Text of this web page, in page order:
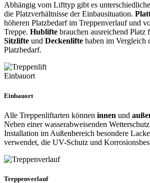
Abhängig vom Lifttyp gibt es
die Platzverhältnisse der Einbausituation.
höheren Platzbedarf im Treppenverlauf und
Treppe. Hublifte brauchen ausreichend
Sitzlifte und Deckenlifte haben im Vergleich
Platzbedarf.
Einbauort
Alle Treppenliftarten können innen und
Neben einer wasserabweisenden
Installation im Außenbereich besondere
verwendet, die UV-Schutz und
Treppenverlauf